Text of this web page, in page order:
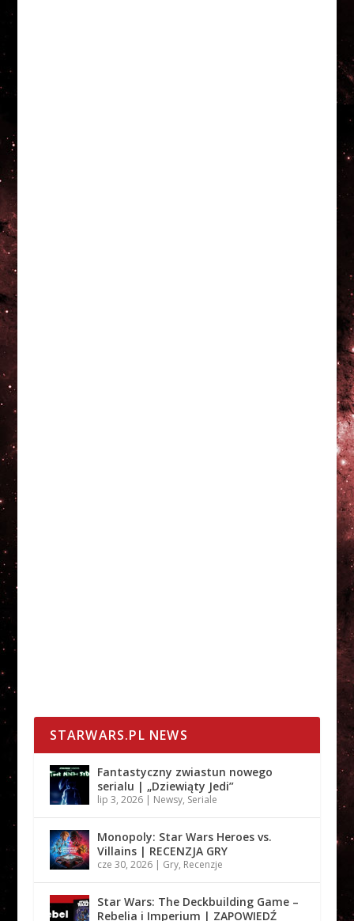
STARWARS.PL NEWS
Fantastyczny zwiastun nowego
serialu | „Dziewiąty Jedi”
lip 3, 2026| Newsy, Seriale
Monopoly: Star Wars Heroes vs.
Villains | RECENZJA GRY
cze 30, 2026| Gry, Recenzje
Star Wars: The Deckbuilding Game –
Rebelia i Imperium | ZAPOWIEDŹ